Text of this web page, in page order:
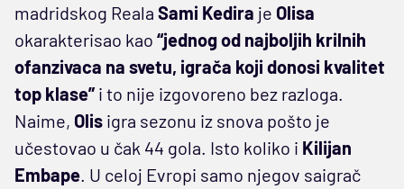
madridskog Reala Sami Kedira je Olisa
okarakterisao kao “jednog od najboljih krilnih
ofanzivaca na svetu, igrača koji donosi kvalitet
top klase” i to nije izgovoreno bez razloga.
Naime, Olis igra sezonu iz snova pošto je
učestovao u čak 44 gola. Isto koliko i Kilijan
Embape. U celoj Evropi samo njegov saigrač